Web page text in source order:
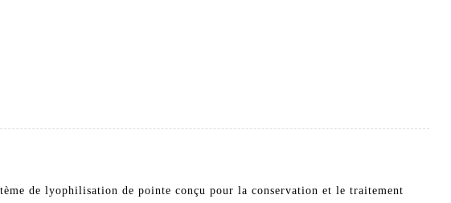
de lyophilisation de pointe conçu pour la conservation et le traitement